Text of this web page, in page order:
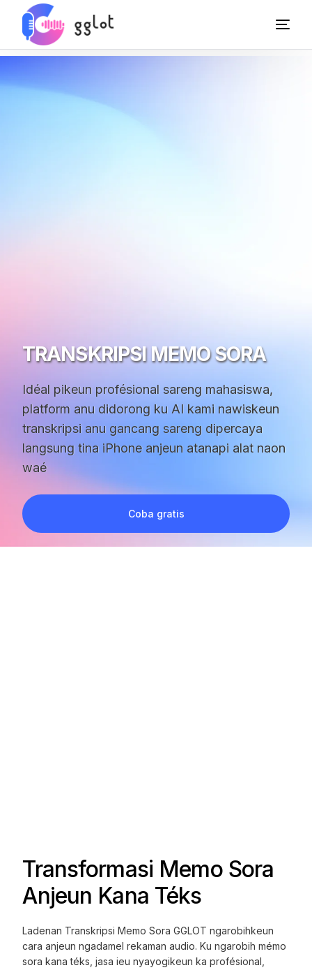
TRANSKRIPSI MEMO SORA
Idéal pikeun profésional sareng mahasiswa,
platform anu didorong ku AI kami nawiskeun
transkripsi anu gancang sareng dipercaya
langsung tina iPhone anjeun atanapi alat naon
waé
Coba gratis
Transformasi Memo Sora
Anjeun Kana Téks
Ladenan Transkripsi Memo Sora GGLOT ngarobihkeun
cara anjeun ngadamel rekaman audio. Ku ngarobih mémo
sora kana téks, jasa ieu nyayogikeun ka profésional,